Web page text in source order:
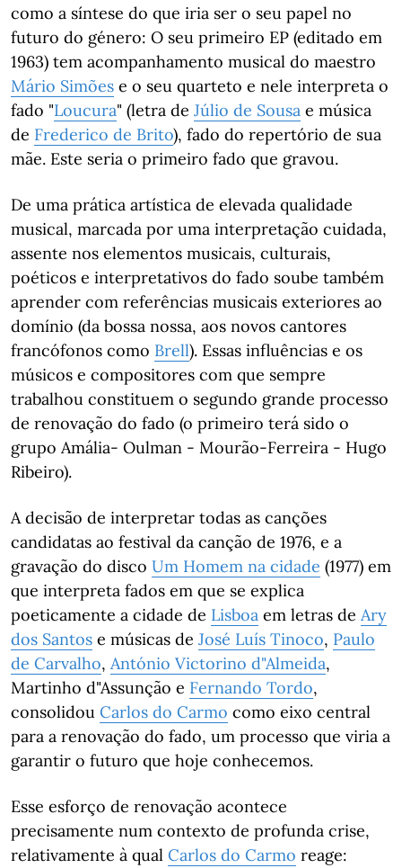
como a síntese do que iria ser o seu papel no
futuro do género: O seu primeiro EP (editado em
1963) tem acompanhamento musical do maestro
Mário Simões e o seu quarteto e nele interpreta o
fado "Loucura" (letra de Júlio de Sousa e música
de Frederico de Brito), fado do repertório de sua
mãe. Este seria o primeiro fado que gravou.
De uma prática artística de elevada qualidade
musical, marcada por uma interpretação cuidada,
assente nos elementos musicais, culturais,
poéticos e interpretativos do fado soube também
aprender com referências musicais exteriores ao
domínio (da bossa nossa, aos novos cantores
francófonos como Brell). Essas influências e os
músicos e compositores com que sempre
trabalhou constituem o segundo grande processo
de renovação do fado (o primeiro terá sido o
grupo Amália- Oulman - Mourão-Ferreira - Hugo
Ribeiro).
A decisão de interpretar todas as canções
candidatas ao festival da canção de 1976, e a
gravação do disco Um Homem na cidade (1977) em
que interpreta fados em que se explica
poeticamente a cidade de Lisboa em letras de Ary
dos Santos e músicas de José Luís Tinoco, Paulo
de Carvalho, António Victorino d"Almeida,
Martinho d"Assunção e Fernando Tordo,
consolidou Carlos do Carmo como eixo central
para a renovação do fado, um processo que viria a
garantir o futuro que hoje conhecemos.
Esse esforço de renovação acontece
precisamente num contexto de profunda crise,
relativamente à qual Carlos do Carmo reage: